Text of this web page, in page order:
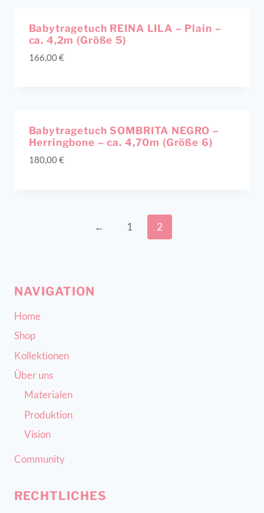
Babytragetuch REINA LILA – Plain –
ca. 4,2m (Größe 5)
166,00€
Babytragetuch SOMBRITA NEGRO –
Herringbone – ca. 4,70m (Größe 6)
180,00€
← 1 2
NAVIGATION
Home
Shop
Kollektionen
Über uns
Materialen
Produktion
Vision
Community
RECHTLICHES